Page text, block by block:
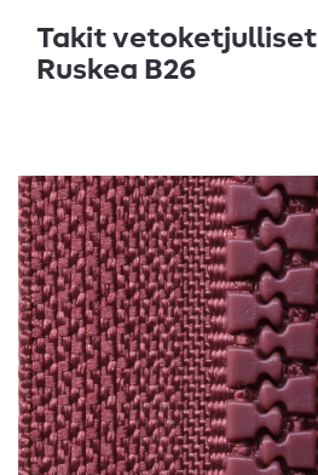
Takit vetoketjulliset
Ruskea B26